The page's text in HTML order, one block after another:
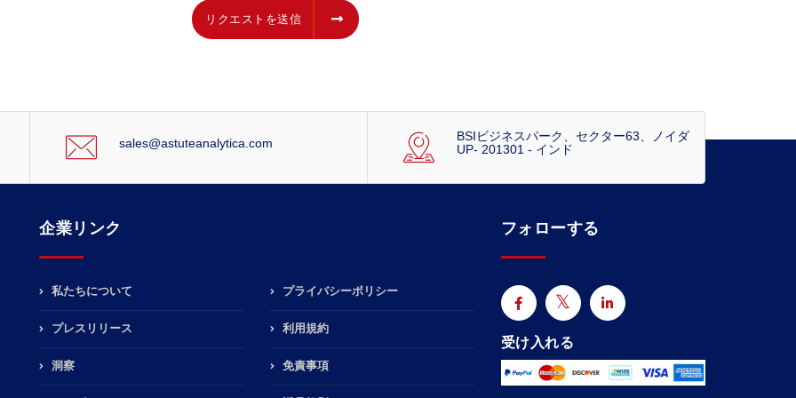
リクエストを送信
sales@astuteanalytica.com
BSIビジネスパーク、セクター63、ノイダ
UP- 201301 - インド
企業リンク
私たちについて
プレスリリース
洞察
プライバシーポリシー
利用規約
免責事項
フォローする
受け入れる